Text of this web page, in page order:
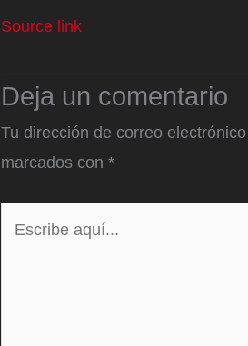
Source link
Deja un comentario
Tu dirección de correo
marcados con *